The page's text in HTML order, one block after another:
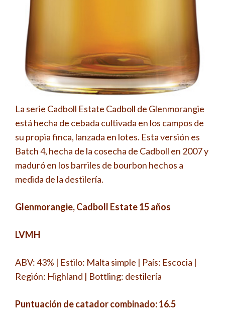
La serie Cadboll Estate Cadboll de Glenmorangie
está hecha de cebada cultivada en los campos de
su propia finca, lanzada en lotes. Esta versión es
Batch 4, hecha de la cosecha de Cadboll en 2007 y
maduró en los barriles de bourbon hechos a
medida de la destilería.
Glenmorangie, Cadboll Estate 15 años
LVMH
ABV: 43% | Estilo: Malta simple | País: Escocia |
Región: Highland | Bottling: destilería
Puntuación de catador combinado: 16.5